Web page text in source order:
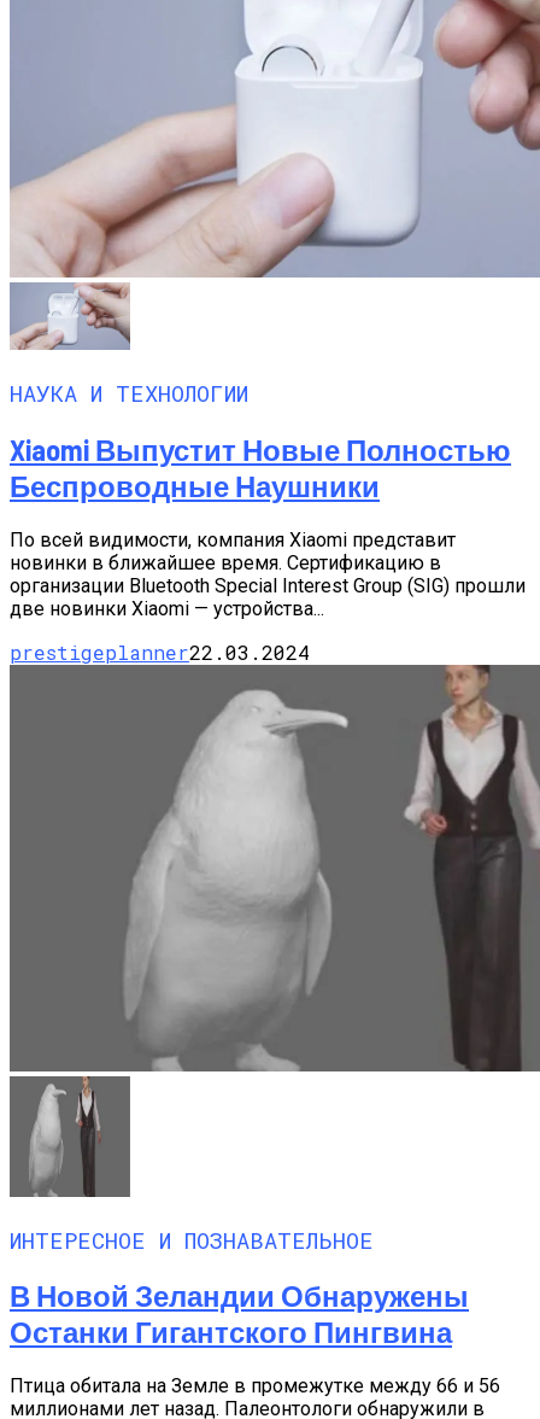
НАУКА И ТЕХНОЛОГИИ
Xiaomi Выпустит Новые Полностью
Беспроводные Наушники
По всей видимости, компания Xiaomi представит
новинки в ближайшее время. Сертификацию в
организации Bluetooth Special Interest Group (SIG) прошли
две новинки Xiaomi — устройства...
prestigeplanner22.03.2024
ИНТЕРЕСНОЕ И ПОЗНАВАТЕЛЬНОЕ
В Новой Зеландии Обнаружены
Останки Гигантского Пингвина
Птица обитала на Земле в промежутке между 66 и 56
миллионами лет назад. Палеонтологи обнаружили в